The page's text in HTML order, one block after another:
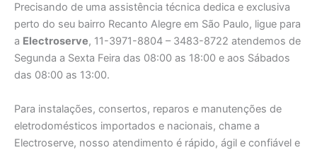
Precisando de uma assistência técnica dedica e exclusiva
perto do seu bairro Recanto Alegre em São Paulo, ligue para
a Electroserve, 11-3971-8804 – 3483-8722 atendemos de
Segunda a Sexta Feira das 08:00 as 18:00 e aos Sábados
das 08:00 as 13:00.
Para instalações, consertos, reparos e manutenções de
eletrodomésticos importados e nacionais, chame a
Electroserve, nosso atendimento é rápido, ágil e confiável e